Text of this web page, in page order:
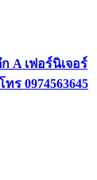
A เฟอร์นิเจอร์
ร 0974563645